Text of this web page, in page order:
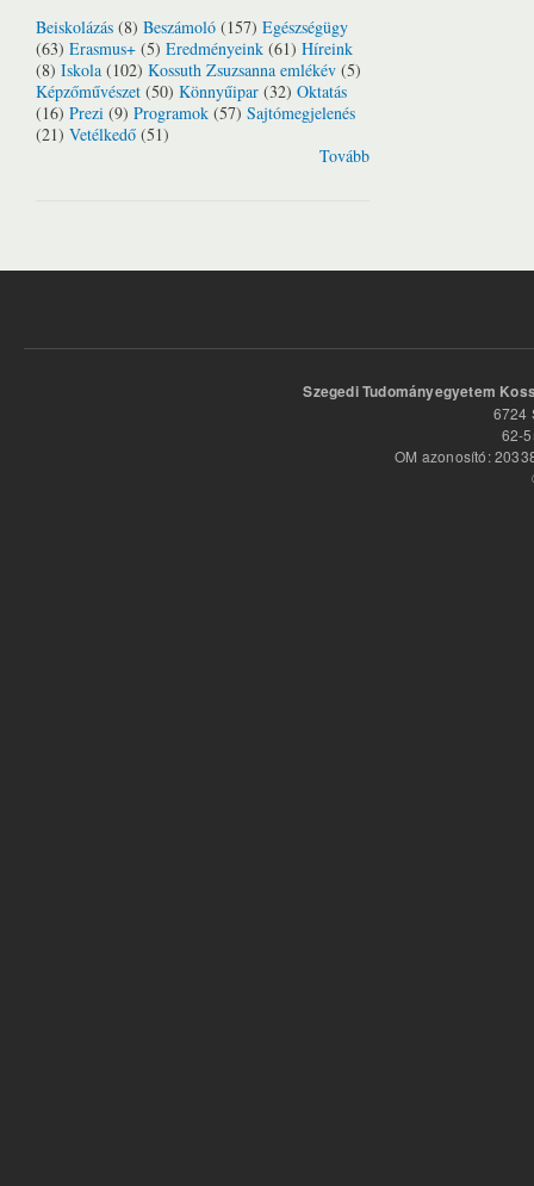
Beiskolázás (8) Beszámoló (157) Egészségügy
(63) Erasmus+ (5) Eredményeink (61) Híreink
(8) Iskola (102) Kossuth Zsuzsanna emlékév (5)
Képzőművészet (50) Könnyűipar (32) Oktatás
(16) Prezi (9) Programok (57) Sajtómegjelenés
(21) Vetélkedő (51)
Tovább
Szegedi Tudományegyetem
6724
62-
OM azonosító: